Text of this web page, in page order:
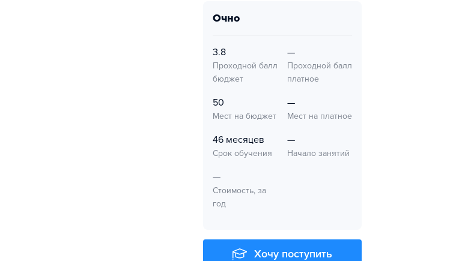
очно
3.8
Проходной балл
бюджет
—
Проходной балл
платное
50
Мест на бюджет
—
Мест на платное
46 месяцев
Срок обучения
—
Начало занятий
—
Стоимость, за
год
Хочу поступить